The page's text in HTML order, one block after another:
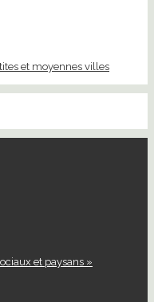
et moyennes villes
et paysans »